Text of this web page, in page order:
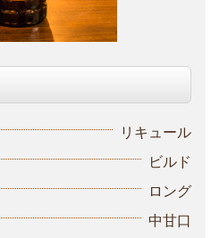
リキュール
ビルド
ロング
中甘口